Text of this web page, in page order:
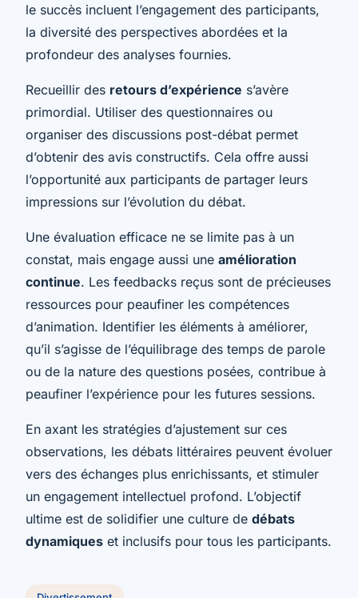
le succès incluent l’engagement des participants,
la diversité des perspectives abordées et la
profondeur des analyses fournies.
Recueillir des retours d’expérience s’avère
primordial. Utiliser des questionnaires ou
organiser des discussions post-débat permet
d’obtenir des avis constructifs. Cela offre aussi
l’opportunité aux participants de partager leurs
impressions sur l’évolution du débat.
Une évaluation efficace ne se limite pas à un
constat, mais engage aussi une amélioration
continue. Les feedbacks reçus sont de précieuses
ressources pour peaufiner les compétences
d’animation. Identifier les éléments à améliorer,
qu’il s’agisse de l’équilibrage des temps de parole
ou de la nature des questions posées, contribue à
peaufiner l’expérience pour les futures sessions.
En axant les stratégies d’ajustement sur ces
observations, les débats littéraires peuvent évoluer
vers des échanges plus enrichissants, et stimuler
un engagement intellectuel profond. L’objectif
ultime est de solidifier une culture de débats
dynamiques et inclusifs pour tous les participants.